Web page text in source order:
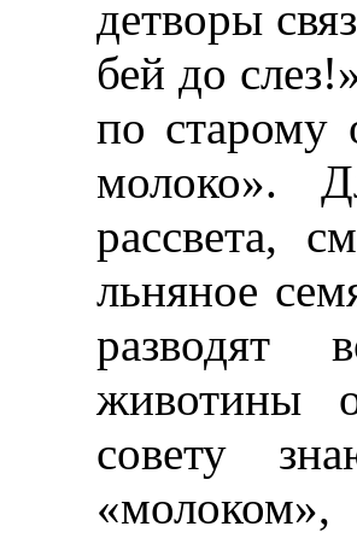
детворы
бей до
по старому
молоко».
рассвета,
льняное
разводят
животины
совету